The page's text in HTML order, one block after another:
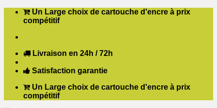
Passer Un Large choix de cartouche d'encre à prix
compétitif
Livraison en 24h / 72h
Satisfaction garantie
Un Large choix de cartouche d'encre à prix
compétitif